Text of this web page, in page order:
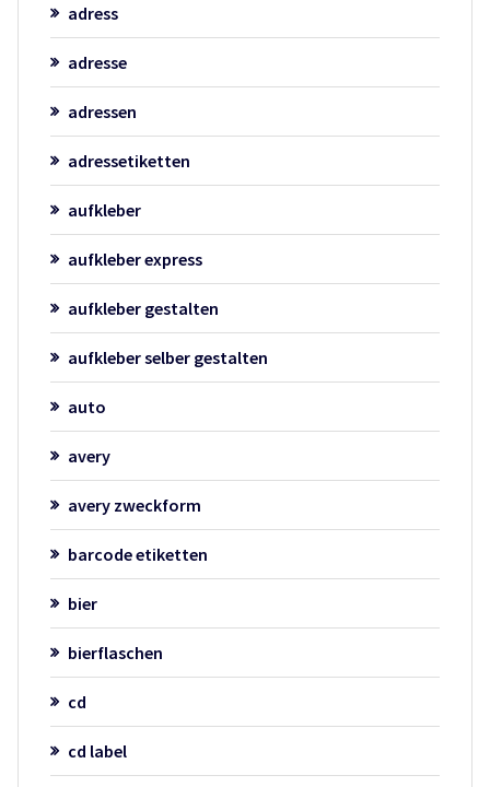
adress
adresse
adressen
adressetiketten
aufkleber
aufkleber express
aufkleber gestalten
aufkleber selber gestalten
auto
avery
avery zweckform
barcode etiketten
bier
bierflaschen
cd
cd label